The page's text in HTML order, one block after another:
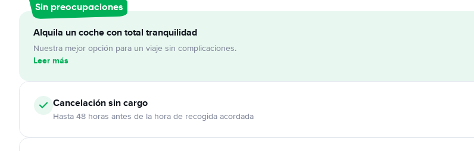
Sin preocupaciones
Alquila un coche con total tranquilidad
Nuestra mejor opción para un viaje sin complicaciones.
Leer más
Cancelaciónsin cargo
Hasta 48 horas antes de la hora de recogida acordada